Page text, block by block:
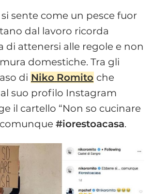
sente come un pesce fuor
dal lavoro ricorda
di attenersi alle regole e non
domestiche. Tra gli
di Niko Romito che
suo profilo Instagram
il cartello “Non so cucinare
comunque #iorestoacasa.